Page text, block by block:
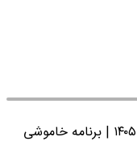
جدول قطعی برق کرمان روز شنبه ۱۷ مرداد ۱۴۰۵ | برنامه خاموشی